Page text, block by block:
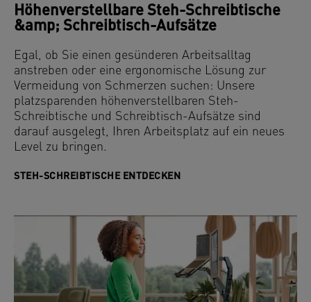
Höhenverstellbare Steh-Schreibtische
&amp; Schreibtisch-Aufsätze
Egal, ob Sie einen gesünderen Arbeitsalltag
anstreben oder eine ergonomische Lösung zur
Vermeidung von Schmerzen suchen: Unsere
platzsparenden höhenverstellbaren Steh-
Schreibtische und Schreibtisch-Aufsätze sind
darauf ausgelegt, Ihren Arbeitsplatz auf ein neues
Level zu bringen.
STEH-SCHREIBTISCHE ENTDECKEN